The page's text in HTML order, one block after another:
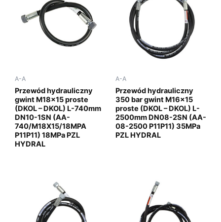
A-A
Przewód hydrauliczny
gwint M18x15 proste
(DKOL – DKOL) L-740mm
DN10-1SN (AA-
740/M18X15/18MPA
P11P11) 18MPa PZL
HYDRAL
A-A
Przewód hydrauliczny
350 bar gwint M16x15
proste (DKOL – DKOL) L-
2500mm DN08-2SN (AA-
08-2500 P11P11) 35MPa
PZL HYDRAL